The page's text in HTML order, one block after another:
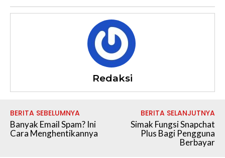
Redaksi
BERITA SEBELUMNYA
Banyak Email Spam? Ini
Cara Menghentikannya
BERITA SELANJUTNYA
Simak Fungsi Snapchat
Plus Bagi Pengguna
Berbayar